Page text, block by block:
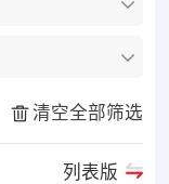
清空全部筛选
列表版